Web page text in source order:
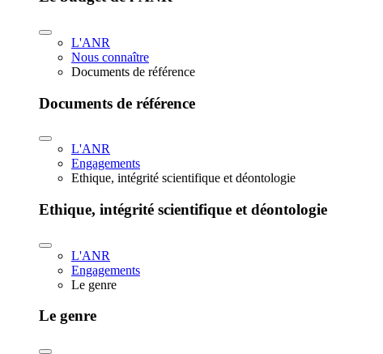
L'ANR
Nous connaître
Documents de référence
Documents de référence
L'ANR
Engagements
Ethique, intégrité scientifique et déontologie
Ethique, intégrité scientifique et déontologie
L'ANR
Engagements
Le genre
Le genre